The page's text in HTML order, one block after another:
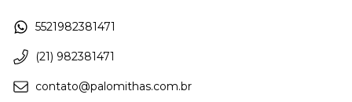
5521982381471
(21) 982381471
contato@palomithas.com.br